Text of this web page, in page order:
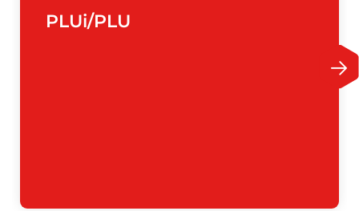
PLUi/PLU